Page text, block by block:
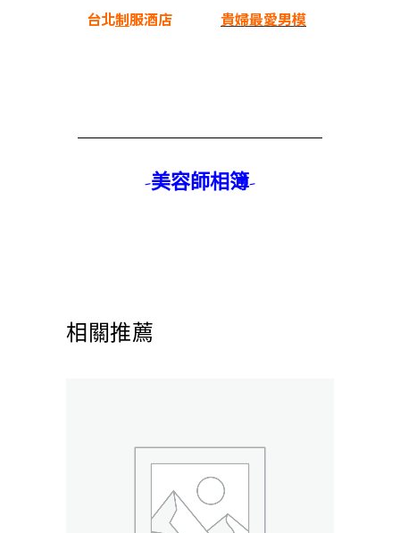
台北制服酒店 貴婦最愛男模
-美容師相簿-
相關推薦